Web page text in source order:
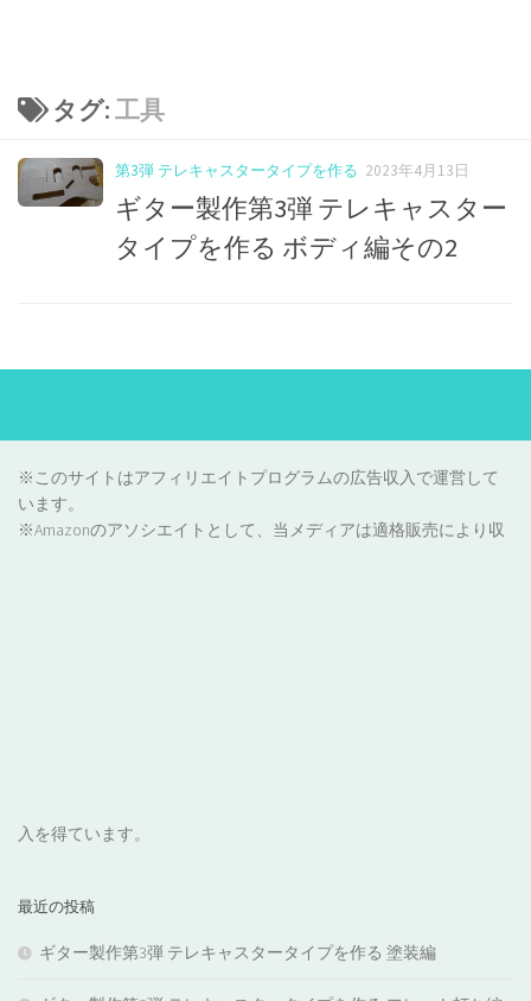
タグ:工具
第3弾 テレキャスタータイプを作る 2023年4月13日
ギター製作第3弾 テレキャスター
タイプを作る ボディ編その2
※このサイトはアフィリエイトプログラムの広告収入で運営して
います。
※Amazonのアソシエイトとして、当メディアは適格販売により収
入を得ています。
最近の投稿
ギター製作第3弾 テレキャスタータイプを作る 塗装編